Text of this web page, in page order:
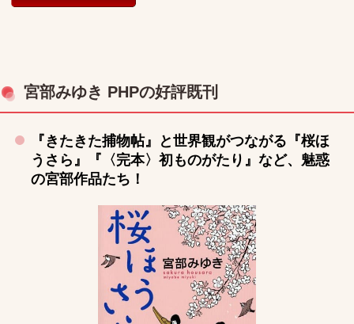
宮部みゆき PHPの好評既刊
『きたきた捕物帖』と世界観がつながる『桜ほ
うさら』『〈完本〉初ものがたり』など、魅惑
の宮部作品たち！